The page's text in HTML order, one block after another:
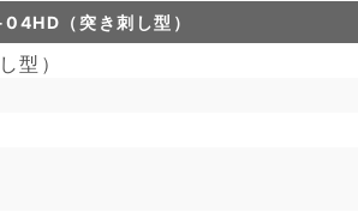
突き刺し型）
型）